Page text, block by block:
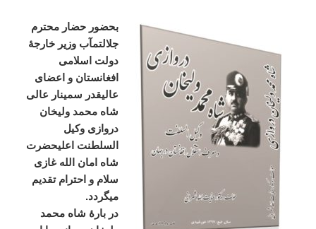
بحضور حضار محترم
جلالتمآب وزیر خارجۀ
دولت اسلامی
افغانستان و اعضای
عالیقدر سمینار عالی
شاه محمد ولیخان
دروازی وکیل
السلطنت اعلیحضرت
شاه امان الله غازی
سلام و احترام تقدیم
میگردد.
در بارۀ شاه محمد